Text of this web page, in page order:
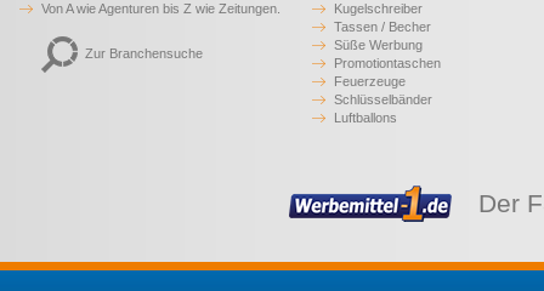
Von A wie Agenturen bis Z wie Zeitungen.
Zur Branchensuche
Kugelschreiber
Tassen / Becher
Süße Werbung
Promotiontaschen
Feuerzeuge
Schlüsselbänder
Luftballons
Der